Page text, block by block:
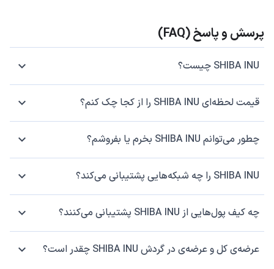
پرسش و پاسخ (FAQ)
SHIBA INU چیست؟
قیمت لحظه‌ای SHIBA INU را از کجا چک کنم؟
چطور می‌توانم SHIBA INU بخرم یا بفروشم؟
SHIBA INU را چه شبکه‌هایی پشتیبانی می‌کند؟
چه کیف پول‌هایی از SHIBA INU پشتیبانی می‌کنند؟
عرضه‌ی کل و عرضه‌ی در گردش SHIBA INU چقدر است؟